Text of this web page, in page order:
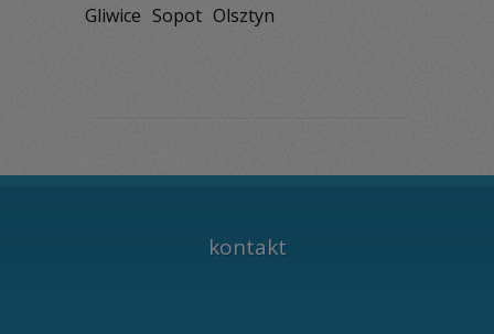
Gliwice Sopot Olsztyn
kontakt